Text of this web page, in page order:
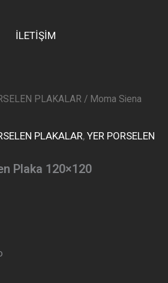
İLETİŞİM
PLAKALAR / Moma Siena
PLAKALAR,YER PORSELEN
Plaka 120×120